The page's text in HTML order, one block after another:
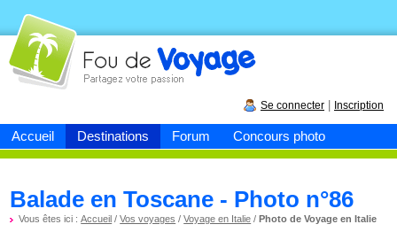
Accueil Destinations Forum Concours photo
Fou devoyage
Se connecter Inscription
Balade en Toscane - Photo n°86
Vous êtes ici :Accueil /Vos voyages /Voyage en Italie /Photo de Voyage en Italie